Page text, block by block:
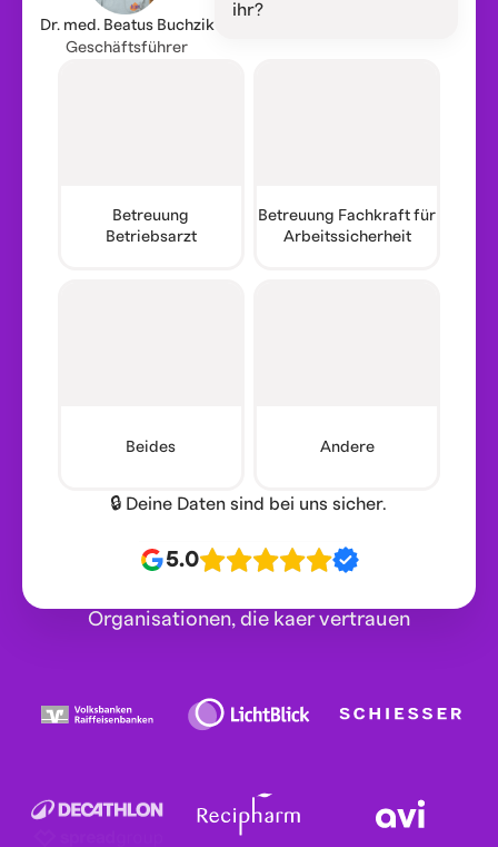
Dr. med. Beatus Buchzik
Geschäftsführer
ihr?
Betreuung
Betriebsarzt
Betreuung Fachkraft für
Arbeitssicherheit
Beides Andere
🔒 Deine Daten sind bei uns sicher.
5.0
Organisationen, die kaer vertrauen